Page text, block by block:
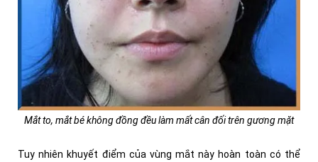
Mắt to, mắt bé không đồng đều làm mất cân đối trên gương mặt
Tuy nhiên khuyết điểm của vùng mắt này hoàn toàn có thể